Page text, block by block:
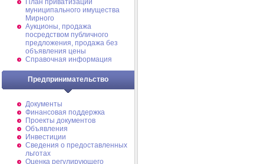
План приватизации
муниципального имущества
Мирного
Аукционы, продажа
посредством публичного
предложения, продажа без
объявления цены
Справочная информация
Предпринимательство
Документы
Финансовая поддержка
Проекты документов
Объявления
Инвестиции
Сведения о предоставленных
льготах
Оценка регулирующего